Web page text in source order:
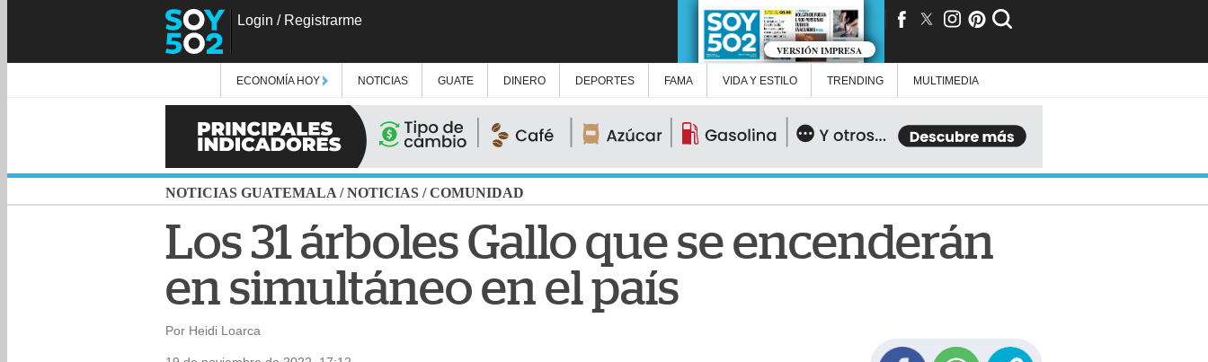
Login / Registrarme
VERSIÓN IMPRESA
ECONOMÍA HOY NOTICIAS GUATE DINERO DEPORTES FAMA VIDA Y ESTILO TRENDING MULTIMEDIA
NOTICIAS GUATEMALA /NOTICIAS /COMUNIDAD
Los 31 árboles Gallo que se encenderán
en simultáneo en el país
Por Heidi Loarca